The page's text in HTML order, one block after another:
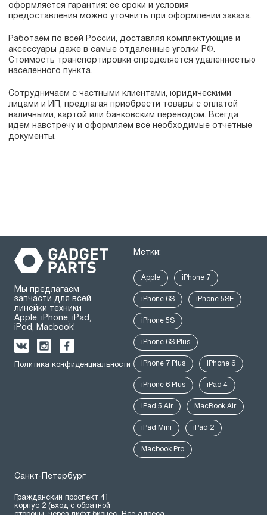
оформляется гарантия: ее сроки и условия
предоставления можно уточнить при оформлении заказа.
Работаем по всей России, доставляя комплектующие и
аксессуары даже в самые отдаленные уголки РФ.
Стоимость транспортировки определяется удаленностью
населенного пункта.
Сотрудничаем с частными клиентами, юридическими
лицами и ИП, предлагая приобрести товары с оплатой
наличными, картой или банковским переводом. Всегда
идем навстречу и оформляем все необходимые отчетные
документы.
Мы предлагаем
запчасти для всей
линейки техники
Apple: iPhone, iPad,
iPod, Macbook!
Политика конфиденциальности
Метки:
Apple iPhone 7
iPhone 6S iPhone 5SE
iPhone 5S
iPhone 6S Plus
iPhone 7 Plus iPhone 6
iPhone 6 Plus iPad 4
iPad 5 Air MacBook Air
iPad Mini iPad 2
Macbook Pro
Санкт-Петербург
Гражданский проспект 41
корпус 2 (вход с обратной